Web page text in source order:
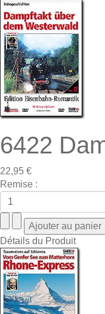
6422
22,95 €
Remise :
Détails du Produit